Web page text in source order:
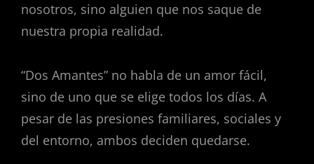
nosotros, sino alguien que nos saque de
nuestra propia realidad.
“Dos Amantes” no habla de un amor fácil,
sino de uno que se elige todos los días. A
pesar de las presiones familiares, sociales y
del entorno, ambos deciden quedarse.